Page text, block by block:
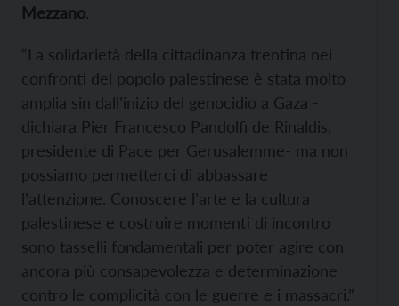
Mezzano.
“La solidarietà della cittadinanza trentina nei
confronti del popolo palestinese è stata molto
amplia sin dall’inizio del genocidio a Gaza -
dichiara Pier Francesco Pandolfi de Rinaldis,
presidente di Pace per Gerusalemme- ma non
possiamo permetterci di abbassare
l’attenzione. Conoscere l’arte e la cultura
palestinese e costruire momenti di incontro
sono tasselli fondamentali per poter agire con
ancora più consapevolezza e determinazione
contro le complicità con le guerre e i massacri.”